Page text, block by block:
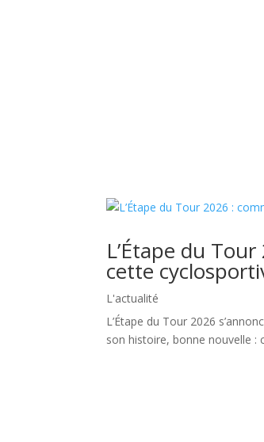
L’Étape du
cette
L'actualité
L’Étape du Tour 2026
son histoire, bonne nouvelle :